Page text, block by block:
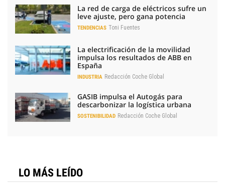
La red de carga de eléctricos sufre un
leve ajuste, pero gana potencia
TENDENCIAS Toni Fuentes
La electrificación de la movilidad
impulsa los resultados de ABB en
España
INDUSTRIA Redacción Coche Global
GASIB impulsa el Autogás para
descarbonizar la logística urbana
SOSTENIBILIDAD Redacción Coche Global
LO MÁS LEÍDO